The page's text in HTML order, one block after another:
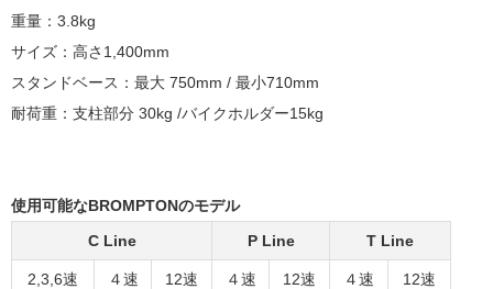
重量：3.8kg
サイズ：高さ1,400mm
スタンドベース：最大 750mm / 最小710mm
耐荷重：支柱部分 30kg /バイクホルダー15kg
使用可能なBROMPTONのモデル
C Line
P Line T Line
2,3,6速 ４速 12速 ４速 12速 ４速 12速